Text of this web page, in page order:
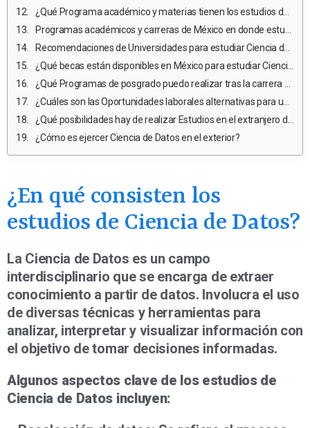
¿Qué Programa académico y materias tienen los estudios de Ciencia de Datos en México?
Programas académicos y carreras de México en donde estudiar Ciencia de Datos
Recomendaciones de Universidades para estudiar Ciencia de Datos
¿Qué becas están disponibles en México para estudiar Ciencia de Datos?
¿Qué Programas de posgrado puedo realizar tras la carrera universitaria?
¿Cuáles son las Oportunidades laborales alternativas para un profesional de Ciencia de Datos que no desea ejercer?
¿Qué posibilidades hay de realizar Estudios en el extranjero durante la carrera de Ciencia de Datos?
¿Cómo es ejercer Ciencia de Datos en el exterior?
¿En qué consisten los
estudios de Ciencia de Datos?
La Ciencia de Datos es un campo
interdisciplinario que se encarga de extraer
conocimiento a partir de datos. Involucra el uso
de diversas técnicas y herramientas para
analizar, interpretar y visualizar información con
el objetivo de tomar decisiones informadas.
Algunos aspectos clave de los estudios de
Ciencia de Datos incluyen: